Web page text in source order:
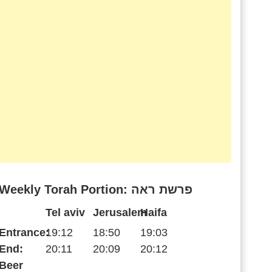
Weekly Torah Portion: פרשת ראה
Tel aviv
19:12
20:11
Jerusalem
18:50
20:09
Haifa
19:03
20:12